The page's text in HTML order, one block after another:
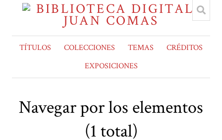
TÍTULOS COLECCIONES TEMAS
CRÉDITOS
EXPOSICIONES
Navegar por los elementos
(1 total)